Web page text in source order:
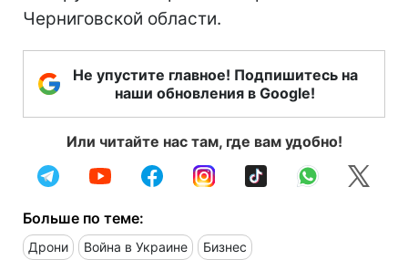
Черниговской области.
Не упустите главное! Подпишитесь на
наши обновления в Google!
Или читайте нас там, где вам удобно!
Больше по теме:
Дрони Война в Украине Бизнес